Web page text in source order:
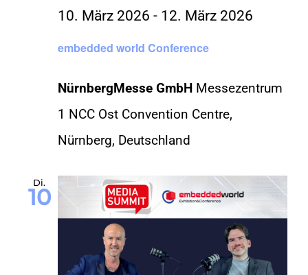
embedded world Conference
10. März 2026 - 12. März 2026
NürnbergMesse GmbH Messezentrum
1 NCC Ost Convention Centre,
Nürnberg, Deutschland
Di.
10